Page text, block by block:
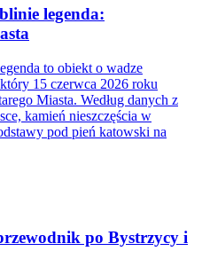
legenda:
to obiekt o wadze
15 czerwca 2026 roku
Miasta. Według danych z
kamień nieszczęścia w
pod pień katowski na
po Bystrzycy i